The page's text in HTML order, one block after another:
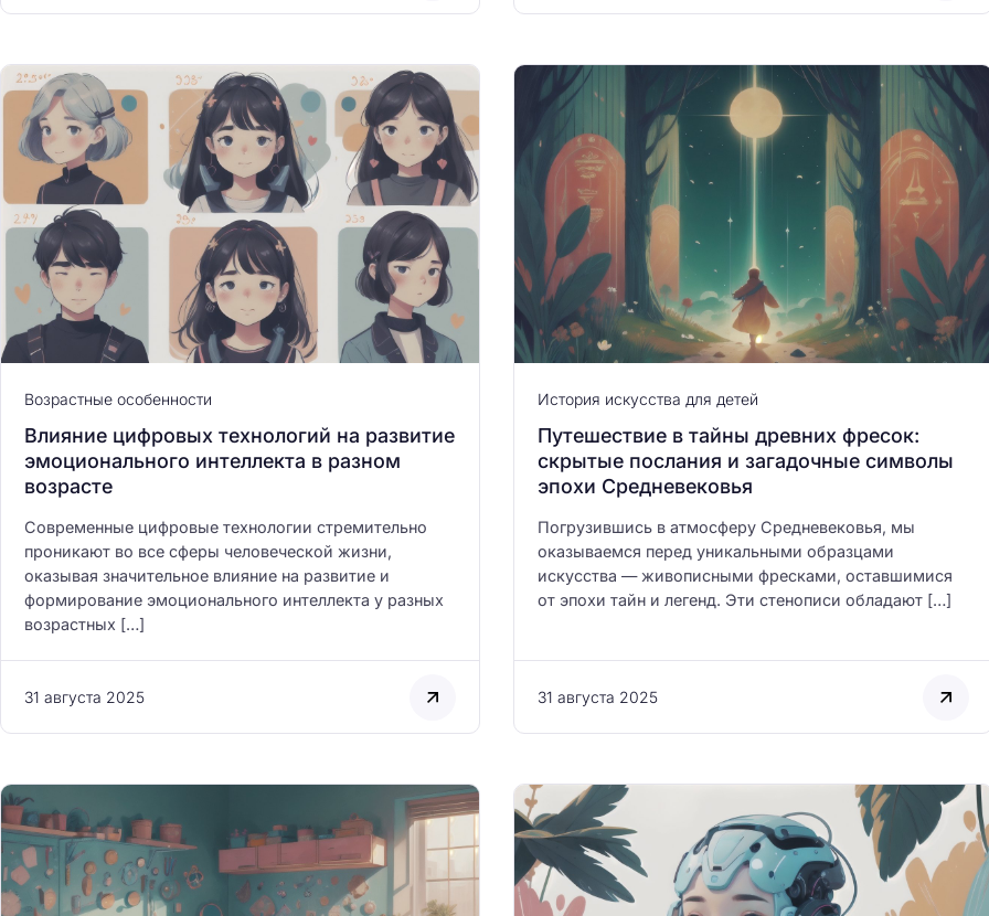
Возрастные особенности
Влияние цифровых технологий на развитие
эмоционального интеллекта в разном
возрасте
Современные цифровые технологии стремительно
проникают во все сферы человеческой жизни,
оказывая значительное влияние на развитие и
формирование эмоционального интеллекта у разных
возрастных […]
31 августа 2025
История искусства для детей
Путешествие в тайны древних фресок:
скрытые послания и загадочные символы
эпохи Средневековья
Погрузившись в атмосферу Средневековья, мы
оказываемся перед уникальными образцами
искусства — живописными фресками, оставшимися
от эпохи тайн и легенд. Эти стенописи обладают […]
31 августа 2025